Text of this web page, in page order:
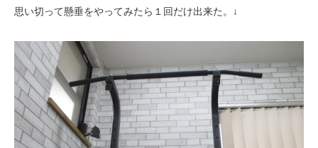
思い切って懸垂をやってみたら１回だけ出来た。↓